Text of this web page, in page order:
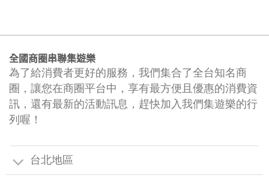
全國商圈串聯集遊樂
為了給消費者更好的服務，我們集合了全台知名商
圈，讓您在商圈平台中，享有最方便且優惠的消費資
訊，還有最新的活動訊息，趕快加入我們集遊樂的行
列喔！
台北地區